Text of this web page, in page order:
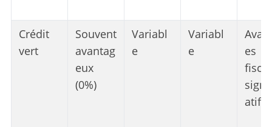
Crédit
vert
Souvent
avantag
eux
(0%)
Variabl
e
Variabl
e
es
atifs